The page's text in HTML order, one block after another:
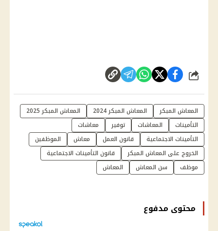
شارك
المعاش المبكر المعاش المبكر 2024
المعاش المبكر 2025
التأمينات
المعاشات توفير
معاشات
التأمينات الاجتماعية
قانون العمل معاش
الموظفين
الخروج على المعاش المبكر
قانون التأمينات الاجتماعية
موظف
سن المعاش المعاش
محتوى مدفوع